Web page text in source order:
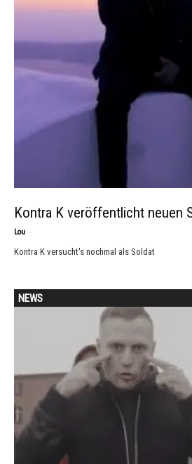
Kontra K veröffentlicht neuen
Lou -
Kontra K versucht's nochmal als Soldat
NEWS